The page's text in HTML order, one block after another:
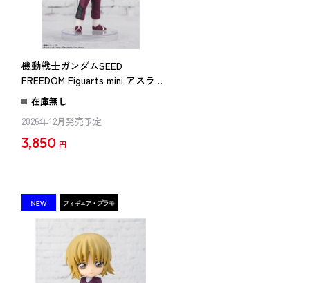
機動戦士ガンダムSEED
FREEDOM Figuarts mini アスラ
ン・ザラ（再販版）
在庫無し
2026年12月発売予定
3,850 円